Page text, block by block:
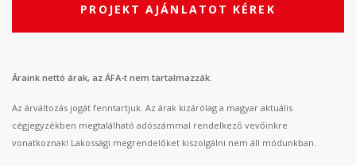
PROJEKT AJÁNLATOT KÉREK
Áraink nettó árak, az ÁFA-t nem tartalmazzák.
Az árváltozás jogát fenntartjuk. Az árak kizárólag a magyar aktuális
cégjegyzékben megtalálható adószámmal rendelkező vevőinkre
vonatkoznak! Lakossági megrendelőket kiszolgálni nem áll módunkban.